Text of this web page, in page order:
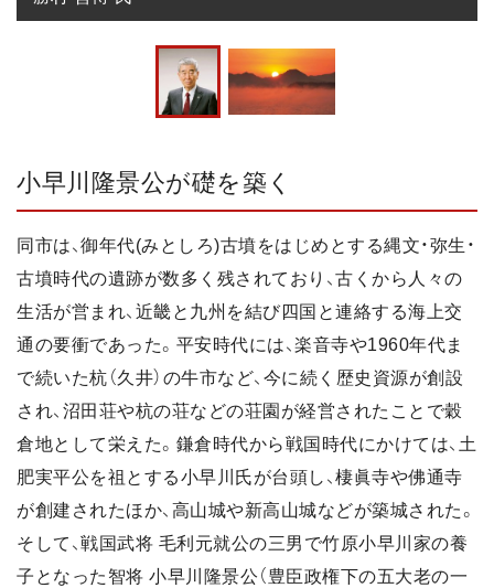
小早川隆景公が礎を築く
同市は、御年代(みとしろ)古墳をはじめとする縄文・弥生・
古墳時代の遺跡が数多く残されており、古くから人々の
生活が営まれ、近畿と九州を結び四国と連絡する海上交
通の要衝であった。平安時代には、楽音寺や1960年代ま
で続いた杭（久井）の牛市など、今に続く歴史資源が創設
され、沼田荘や杭の荘などの荘園が経営されたことで穀
倉地として栄えた。鎌倉時代から戦国時代にかけては、土
肥実平公を祖とする小早川氏が台頭し、棲眞寺や佛通寺
が創建されたほか、高山城や新高山城などが築城された。
そして、戦国武将 毛利元就公の三男で竹原小早川家の養
子となった智将 小早川隆景公（豊臣政権下の五大老の一